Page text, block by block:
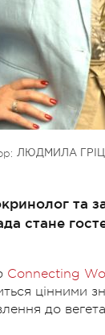
ЛЮДМИЛА
та
стане
Connecting
цінними
до